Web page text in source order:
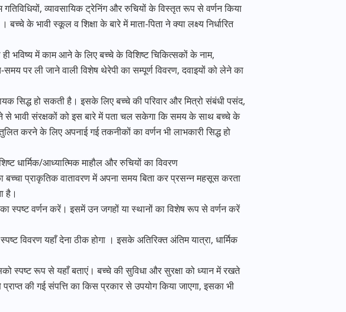
व्यावसायिक ट्रेनिंग और रुचियों के विस्तृत रूप से वर्णन किया
भावी स्कूल व शिक्षा के बारे में माता-पिता ने क्या लक्ष्य निर्धारित
भविष्य में काम आने के लिए बच्चे के विशिष्ट चिकित्सकों के नाम,
पर ली जाने वाली विशेष थेरेपी का सम्पूर्ण विवरण, दवाइयों को लेने का
सिद्ध हो सकती है। इसके लिए बच्चे की परिवार और मित्रो संबंधी पसंद,
से भावी संरक्षकों को इस बारे में पता चल सकेगा कि समय के साथ बच्चे के
करने के लिए अपनाई गई तकनीकों का वर्णन भी लाभकारी सिद्ध हो
धार्मिक/आध्यात्मिक माहौल और रुचियों का विवरण
प्राकृतिक वातावरण में अपना समय बिता कर प्रसन्न महसूस करता
है।
स्पष्ट वर्णन करें। इसमें उन जगहों या स्थानों का विशेष रूप से वर्णन करें
विवरण यहाँ देना ठीक होगा । इसके अतिरिक्त अंतिम यात्रा, धार्मिक
स्पष्ट रूप से यहाँ बताएं। बच्चे की सुविधा और सुरक्षा को ध्यान में रखते
की गई संपत्ति का किस प्रकार से उपयोग किया जाएगा, इसका भी